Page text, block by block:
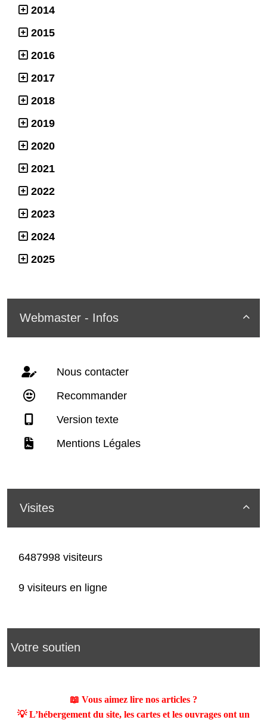
2014
2015
2016
2017
2018
2019
2020
2021
2022
2023
2024
2025

Webmaster - Infos
Nous contacter
Recommander
Version texte
Mentions Légales

Visites
6487998 visiteurs
9 visiteurs en ligne
Votre soutien
📖 Vous aimez lire nos articles ?
💡 L’hébergement du site, les cartes et les ouvrages ont un